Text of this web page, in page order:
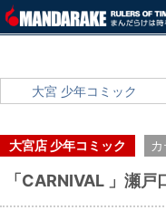
大宮 少年コミック
大宮店 少年コミック
「CARNIVAL 」瀬